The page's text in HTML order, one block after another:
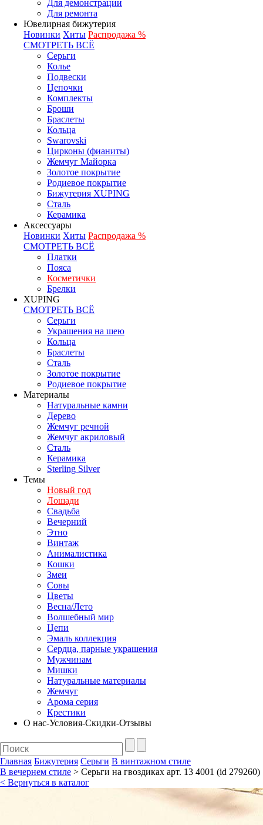
Для демонстрации
Для ремонта
Ювелирная бижутерия
Новинки Хиты Распродажа %
СМОТРЕТЬ ВСЁ
Серьги
Колье
Подвески
Цепочки
Комплекты
Броши
Браслеты
Кольца
Swarovski
Цирконы (фианиты)
Жемчуг Майорка
Золотое покрытие
Родиевое покрытие
Бижутерия XUPING
Сталь
Керамика
Аксессуары
Новинки Хиты Распродажа %
СМОТРЕТЬ ВСЁ
Платки
Пояса
Косметички
Брелки
XUPING
СМОТРЕТЬ ВСЁ
Серьги
Украшения на шею
Кольца
Браслеты
Сталь
Золотое покрытие
Родиевое покрытие
Материалы
Натуральные камни
Дерево
Жемчуг речной
Жемчуг акриловый
Сталь
Керамика
Sterling Silver
Темы
Новый год
Лошади
Свадьба
Вечерний
Этно
Винтаж
Анималистика
Кошки
Змеи
Совы
Цветы
Весна/Лето
Волшебный мир
Цепи
Эмаль коллекция
Сердца, парные украшения
Мужчинам
Мишки
Натуральные материалы
Жемчуг
Арома серия
Крестики
О нас-Условия-Скидки-Отзывы
Главная Бижутерия Серьги В винтажном стиле
В вечернем стиле > Серьги на гвоздиках арт. 13 4001 (id 279260)
< Вернуться в каталог